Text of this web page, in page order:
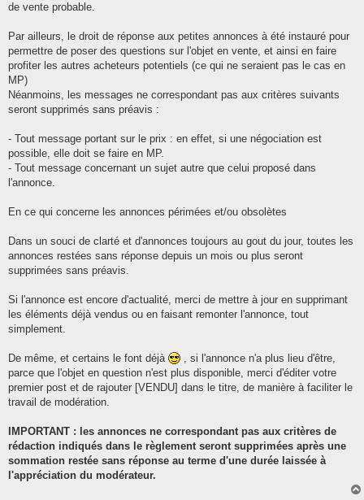
de vente probable.
Par ailleurs, le droit de réponse aux petites annonces à été instauré pour
permettre de poser des questions sur l'objet en vente, et ainsi en faire
profiter les autres acheteurs potentiels (ce qui ne seraient pas le cas en
MP)
Néanmoins, les messages ne correspondant pas aux critères suivants
seront supprimés sans préavis :
- Tout message portant sur le prix : en effet, si une négociation est
possible, elle doit se faire en MP.
- Tout message concernant un sujet autre que celui proposé dans
l'annonce.
En ce qui concerne les annonces périmées et/ou obsolètes
Dans un souci de clarté et d'annonces toujours au gout du jour, toutes les
annonces restées sans réponse depuis un mois ou plus seront
supprimées sans préavis.
Si l'annonce est encore d'actualité, merci de mettre à jour en supprimant
les éléments déjà vendus ou en faisant remonter l'annonce, tout
simplement.
De même, et certains le font déjà
, si l'annonce n'a plus lieu d'être,
parce que l'objet en question n'est plus disponible, merci d'éditer votre
premier post et de rajouter [VENDU] dans le titre, de manière à faciliter le
travail de modération.
IMPORTANT : les annonces ne correspondant pas aux critères de
rédaction indiqués dans le règlement seront supprimées après une
sommation restée sans réponse au terme d'une durée laissée à
l'appréciation du modérateur.